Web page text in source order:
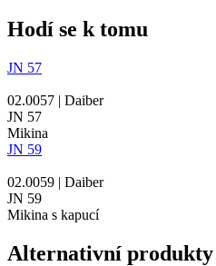
Hodí se k tomu
JN 57
02.0057 | Daiber
JN 57
Mikina
JN 59
02.0059 | Daiber
JN 59
Mikina s kapucí
Alternativní produkty